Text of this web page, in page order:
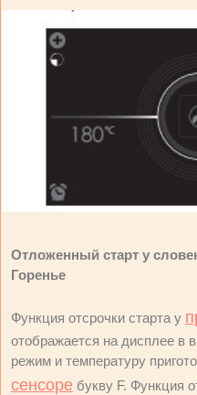
Отложенный старт у
Горенье
Функция отсрочки старта у
отображается на дисплее в
режим и температуру
сенсоре букву F. Функция